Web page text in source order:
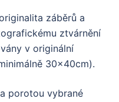
záběrů a
ztvárnění
v originální
30x40cm).
a porotou vybrané